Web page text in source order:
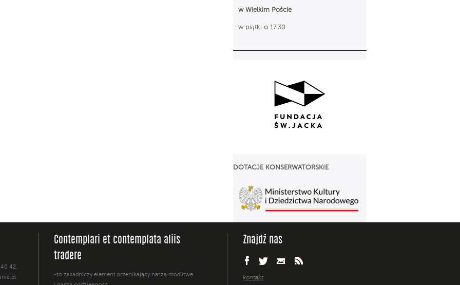
w Wielkim Poście
w piątki o 17.30
DOTACJE KONSERWATORSKIE
42,
Contemplari et contemplata aliis
tradere
-to zasadniczy element przenikający naszą modlitwę
Znajdź nas
kontakt